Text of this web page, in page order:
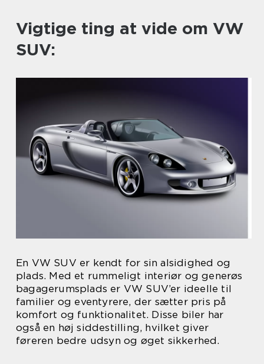
Vigtige ting at vide om VW
SUV:
En VW SUV er kendt for sin alsidighed og
plads. Med et rummeligt interiør og generøs
bagagerumsplads er VW SUV’er ideelle til
familier og eventyrere, der sætter pris på
komfort og funktionalitet. Disse biler har
også en høj siddestilling, hvilket giver
føreren bedre udsyn og øget sikkerhed.